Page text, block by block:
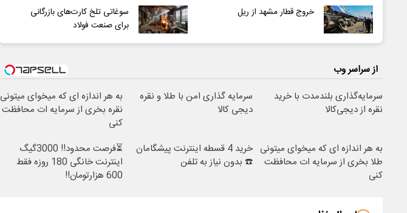
خروج قطار مشهد از ریل
سوغاتی تلخ کارت‌های بازرگانی
برای صنعت فولاد
از سراسر وب
سرمایه‌گذاری بلندمدت با خرید
نقره از دیجی‌کالا
سرمایه گذاری امن با طلا و نقره
دیجی کالا
به هر اندازه ای که میخوای میتونی
نقره بخری از سرمایه ات محافظت
کنی
به هر اندازه ای که میخوای میتونی
طلا بخری از سرمایه ات محافظت
کنی
خرید 4 قسطه اینترنت پیشگامان
☎️ بدون نیاز به تلفن
⏳فرصت محدود!! 3000گیگ
اینترنت خانگی 180 روزه فقط
600 هزارتومان!!